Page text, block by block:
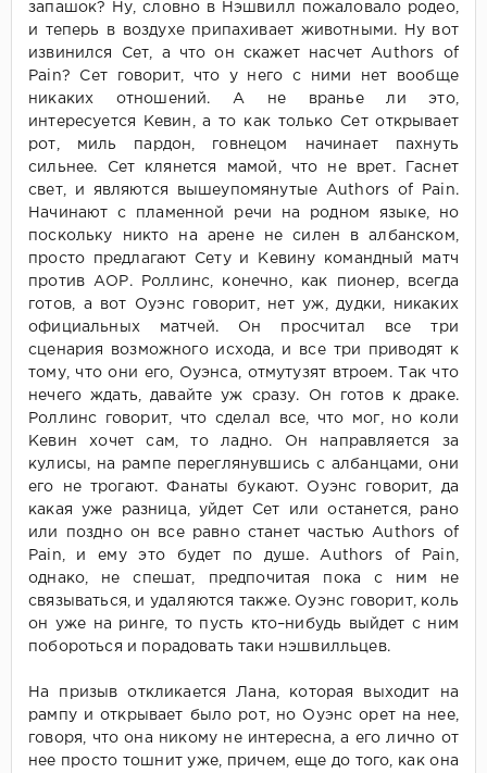
запашок? Ну, словно в Нэшвилл пожаловало родео,
и теперь в воздухе припахивает животными. Ну вот
извинился Сет, а что он скажет насчет Authors of
Pain? Сет говорит, что у него с ними нет вообще
никаких отношений. А не вранье ли это,
интересуется Кевин, а то как только Сет открывает
рот, миль пардон, говнецом начинает пахнуть
сильнее. Сет клянется мамой, что не врет. Гаснет
свет, и являются вышеупомянутые Authors of Pain.
Начинают с пламенной речи на родном языке, но
поскольку никто на арене не силен в албанском,
просто предлагают Сету и Кевину командный матч
против АОР. Роллинс, конечно, как пионер, всегда
готов, а вот Оуэнс говорит, нет уж, дудки, никаких
официальных матчей. Он просчитал все три
сценария возможного исхода, и все три приводят к
тому, что они его, Оуэнса, отмутузят втроем. Так что
нечего ждать, давайте уж сразу. Он готов к драке.
Роллинс говорит, что сделал все, что мог, но коли
Кевин хочет сам, то ладно. Он направляется за
кулисы, на рампе переглянувшись с албанцами, они
его не трогают. Фанаты букают. Оуэнс говорит, да
какая уже разница, уйдет Сет или останется, рано
или поздно он все равно станет частью Аuthors of
Pain, и ему это будет по душе. Authors of Pain,
однако, не спешат, предпочитая пока с ним не
связываться, и удаляются также. Оуэнс говорит, коль
он уже на ринге, то пусть кто–нибудь выйдет с ним
побороться и порадовать таки нэшвилльцев.
На призыв откликается Лана, которая выходит на
рампу и открывает было рот, но Оуэнс орет на нее,
говоря, что она никому не интересна, а его лично от
нее просто тошнит уже, причем, еще до того, как она